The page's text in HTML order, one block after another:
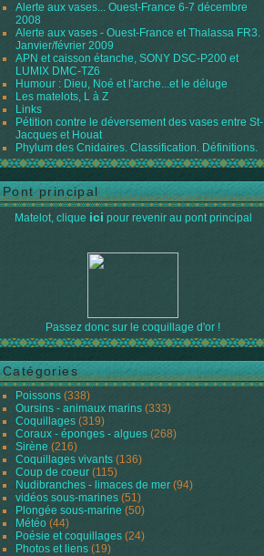
Alerte aux vases... Ouest-France 6-7 décembre
2008
Alerte aux vases - Ouest-France et Thalassa FR3.
Janvier/février 2009
APN et caisson étanche, SONY DSC-P200 et
LUMIX DMC-TZ6
Humour : Dieu, Noé et l'arche...et le déluge
Les matelots, L à Z
Links
Pétition contre le déversement des vases entre St-
Jacques et Houat
Phylum des Cnidaires. Classification. Définitions.
Pont principal
Matelot, clique ici pour revenir au pont principal
Passez donc sur le coquillage d'or !
Catégories
Poissons (338)
Oursins - animaux marins (333)
Coquillages (319)
Coraux - éponges - algues (268)
Sirène (216)
Coquillages vivants (136)
Coup de coeur (115)
Nudibranches - limaces de mer (94)
vidéos sous-marines (51)
Plongée sous-marine (50)
Météo (44)
Poésie et coquillages (24)
Photos et liens (19)